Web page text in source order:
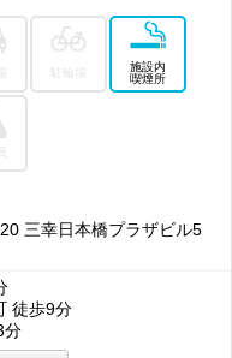
施設内
喫煙所
三幸日本橋プラザビル5
徒歩9分
分